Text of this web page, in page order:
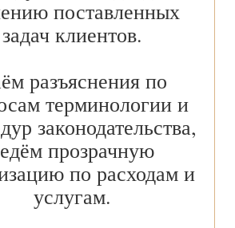
поставленных
задач клиентов.
разъяснения по
терминологии и
законодательства,
прозрачную
по расходам и
услугам.